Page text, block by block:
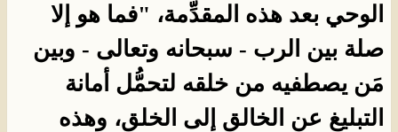
الوحي بعد هذه المقدِّمة، "فما هو إلا
صلة بين الرب - سبحانه وتعالى - وبين
مَن يصطفيه من خلقه لتحمُّل أمانة
التبليغ عن الخالق إلى الخلق، وهذه